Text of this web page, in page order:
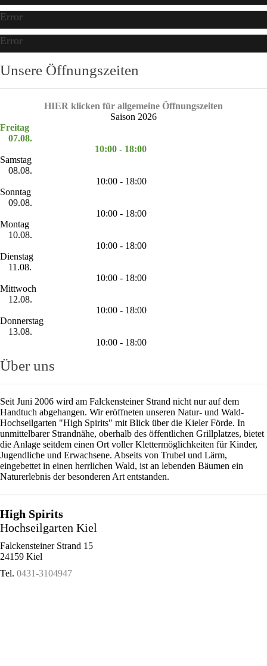
Error
Error
Unsere Öffnungszeiten
HIER klicken für allgemeine Öffnungszeiten
Saison 2026
Freitag
07.08.
10:00 - 18:00
Samstag
08.08.
10:00 - 18:00
Sonntag
09.08.
10:00 - 18:00
Montag
10.08.
10:00 - 18:00
Dienstag
11.08.
10:00 - 18:00
Mittwoch
12.08.
10:00 - 18:00
Donnerstag
13.08.
10:00 - 18:00
Über uns
Seit Juni 2006 wird am Falckensteiner Strand nicht nur auf dem
Handtuch abgehangen. Wir eröffneten unseren Natur- und Wald-
Hochseilgarten "High Spirits" mit Blick über die Kieler Förde. In
unmittelbarer Strandnähe, oberhalb des öffentlichen Grillplatzes, bietet
die Anlage seitdem einen Ort voller Klettermöglichkeiten für Kinder,
Jugendliche und Erwachsene. Abseits von Trubel und Lärm,
eingebettet in einen herrlichen Wald, ist an lebenden Bäumen ein
Naturerlebnis der besonderen Art entstanden.
High Spirits
Hochseilgarten Kiel
Falckensteiner Strand 15
24159 Kiel
Tel. 0431-3104947